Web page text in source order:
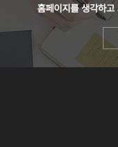
홈페이지를 생각하고